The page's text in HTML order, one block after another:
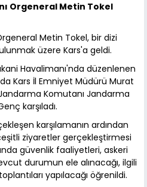
Orgeneral Metin Tokel
Metin Tokel, bir dizi
üzere Kars'a geldi.
Havalimanı'nda düzenlenen
Kars İl Emniyet Müdürü Murat
Komutanı Jandarma
karşıladı.
karşılamanın ardından
ziyaretler gerçekleştirmesi
güvenlik faaliyetleri, askeri
durumun ele alınacağı, ilgili
yapılacağı öğrenildi.